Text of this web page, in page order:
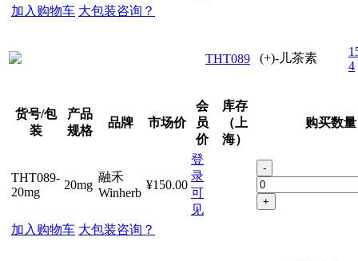
加入购物车 大包装咨询？
THT089 (+)-儿茶素
4
货号/包
装
产品
规格
品牌 市场价
会
员
价
库存
（上
海）
购买数量
THT089-
20mg
20mg
融禾
Winherb
¥150.00
登
录
可
见
-
+
加入购物车 大包装咨询？